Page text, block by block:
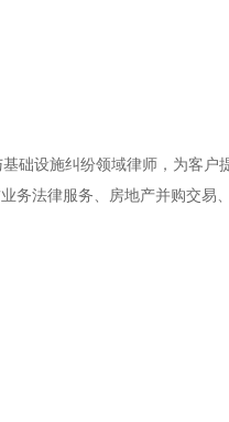
础设施纠纷领域律师，为客户
务法律服务、房地产并购交易